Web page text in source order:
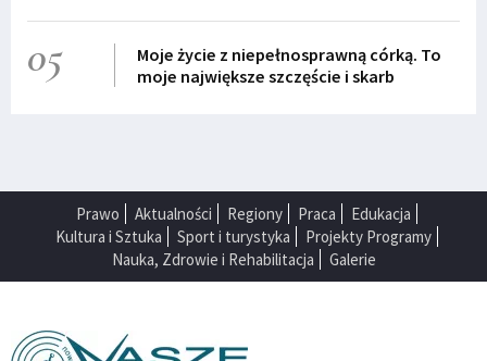
05
Moje życie z niepełnosprawną córką. To
moje największe szczęście i skarb
Prawo Aktualności Regiony Praca
Edukacja
Kultura i Sztuka
Sport i turystyka
Projekty Programy
Nauka, Zdrowie i Rehabilitacja
Galerie